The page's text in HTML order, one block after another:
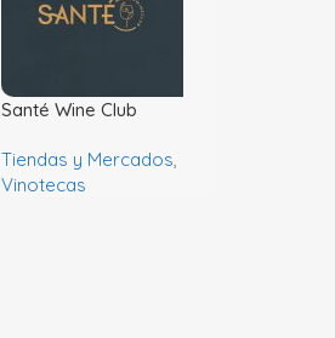
Santé Wine Club
Tiendas y Mercados,
Vinotecas